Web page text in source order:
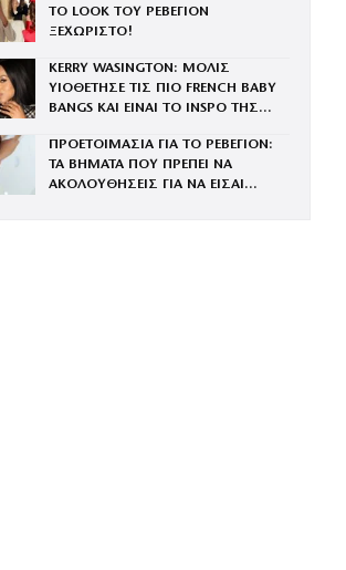
ΤΟ LOOK ΤΟΥ ΡΕΒΕΓΙΟΝ
ΞΕΧΩΡΙΣΤΟ!
KERRY WASINGTON: ΜΟΛΙΣ
ΥΙΟΘΕΤΗΣΕ ΤΙΣ ΠΙΟ FRENCH BABY
BANGS ΚΑΙ ΕΙΝΑΙ ΤΟ INSPO ΤΗΣ
ΠΡΟΕΤΟΙΜΑΣΙΑ ΓΙΑ ΤΟ ΡΕΒΕΓΙΟΝ:
ΤΑ ΒΗΜΑΤΑ ΠΟΥ ΠΡΕΠΕΙ ΝΑ
ΑΚΟΛΟΥΘΗΣΕΙΣ ΓΙΑ ΝΑ ΕΙΣΑΙ